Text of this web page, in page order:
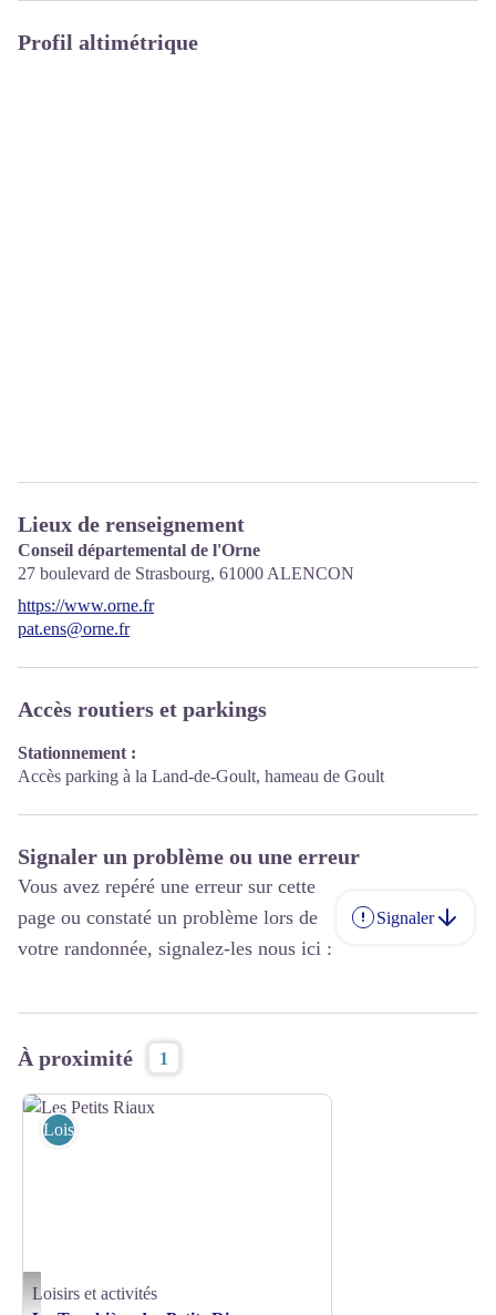
Profil altimétrique
Lieux de renseignement
Conseil départemental de l'Orne
27 boulevard de Strasbourg, 61000 ALENCON
https://www.orne.fr
pat.ens@orne.fr
Accès routiers et parkings
Stationnement :
Accès parking à la Land-de-Goult, hameau de Goult
Signaler un problème ou une erreur
Vous avez repéré une erreur sur cette
page ou constaté un problème lors de
votre randonnée, signalez-les nous ici :
Signaler
À proximité 1
Les Petits Riaux - © JE Rubio
Loisirs et activités
Loisirs et activités